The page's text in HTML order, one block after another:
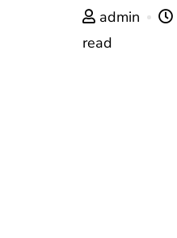
admin
read